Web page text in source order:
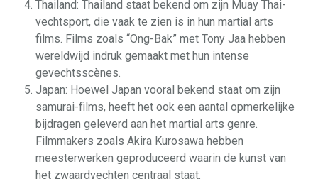
Thailand: Thailand staat bekend om zijn Muay Thai-
vechtsport, die vaak te zien is in hun martial arts
films. Films zoals “Ong-Bak” met Tony Jaa hebben
wereldwijd indruk gemaakt met hun intense
gevechtsscènes.
Japan: Hoewel Japan vooral bekend staat om zijn
samurai-films, heeft het ook een aantal opmerkelijke
bijdragen geleverd aan het martial arts genre.
Filmmakers zoals Akira Kurosawa hebben
meesterwerken geproduceerd waarin de kunst van
het zwaardvechten centraal staat.